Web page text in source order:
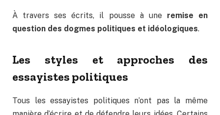
À travers ses écrits, il pousse à une remise en
question des dogmes politiques et idéologiques.
Les styles et approches des
essayistes politiques
Tous les essayistes politiques n’ont pas la même